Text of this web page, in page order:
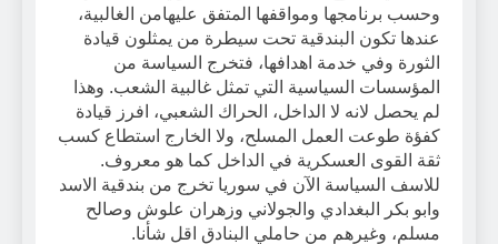
وحسب برنامجها ومواقفها المتفق عليهامن الغالبية،
عندها تكون البندقية تحت سيطرة من يمثلون قيادة
الثورة وفي خدمة اهدافها، فتخرج السياسة من
المؤسسات السياسية التي تمثل غالبية الشعب. وهذا
لم يحصل لانه لا الداخل، الحراك الشعبي، افرز قيادة
كفؤة طوعت العمل المسلح، ولا الخارج استطاع كسب
ثقة القوى العسكرية في الداخل كما هو معروف.
للاسف السياسة الآن في سوريا تخرج من بندقية الاسد
وابو بكر البغدادي والجولاني وزهران علوش وصالح
مسلم، وغيرهم من حاملي البنادق اقل شأنا.